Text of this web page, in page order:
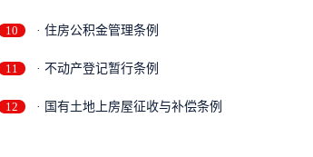
10 · 住房公积金管理条例
11 · 不动产登记暂行条例
12 · 国有土地上房屋征收与补偿条例